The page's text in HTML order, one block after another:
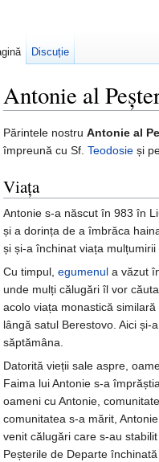
Antonie al
Părintele nostru Antonie al
împreună cu Sf. Teodosie și
Viața
Antonie s-a născut în 983 în
și a dorința de a îmbrăca
și și-a închinat viața
Cu timpul, egumenul a văzut
unde mulți călugări îl vor
acolo viața monastică
lângă satul Berestovo. Aici
săptămâna.
Datorită vieții sale aspre,
Faima lui Antonie s-a
oameni cu Antonie,
comunitatea s-a mărit,
venit călugări care s-au
Peșterile de Departe închinată
Discuție